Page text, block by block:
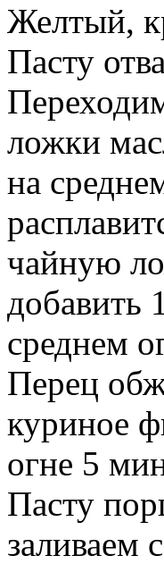
Желтый,
Пасту
ложки
на
чайную
добавить
среднем
Перец
куриное
огне 5
Пасту
заливаем